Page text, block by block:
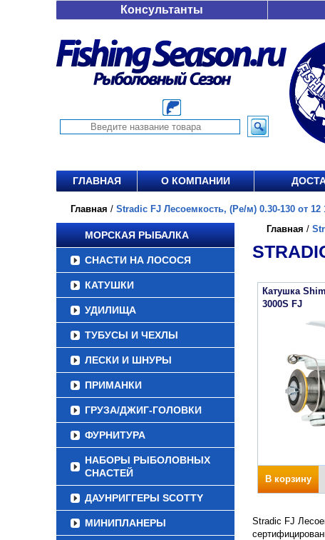
Консультанты
ГЛАВНАЯ О КОМПАНИИ
Главная / Stradic FJ Лесоемкость, (Ре/м) 0.30-130 от 12
МОРСКАЯ РЫБАЛКА
СНАСТИ НА ЛОСОСЯ
КАТУШКИ
УДИЛИЩА
ТУБУСЫ И ЧЕХЛЫ
ЛЕСКИ И ШНУРЫ
ПРИМАНКИ
ГРУЗА/ДЖИГ-ГОЛОВКИ
ФУРНИТУРА
НАБОРЫ РЫБОЛОВНЫХ
СНАСТЕЙ
ДАУНРИГГЕРЫ SCOTTY
МИНИПЛАНЕРЫ
Главная /
Катушка
3000S FJ
В корзину
Stradic FJ